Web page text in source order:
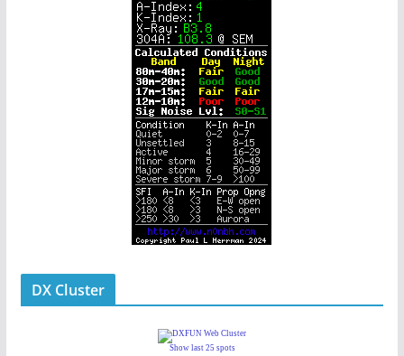
DX Cluster